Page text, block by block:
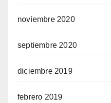
noviembre 2020
septiembre 2020
diciembre 2019
febrero 2019